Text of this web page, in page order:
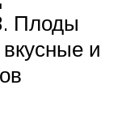
Плоды
и